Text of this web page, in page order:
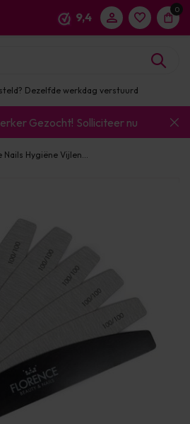
9,4
0
Dezelfde werkdag verstuurd
Gezocht! Solliciteer nu
Nails Hygiëne Vijlen...